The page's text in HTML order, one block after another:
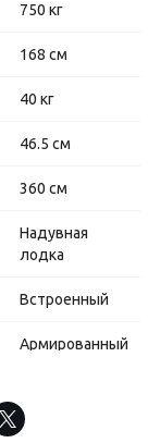
750 кг
168 см
40 кг
46.5 см
360 см
Надувная
лодка
Встроенный
Армированный
Моторно-
гребная